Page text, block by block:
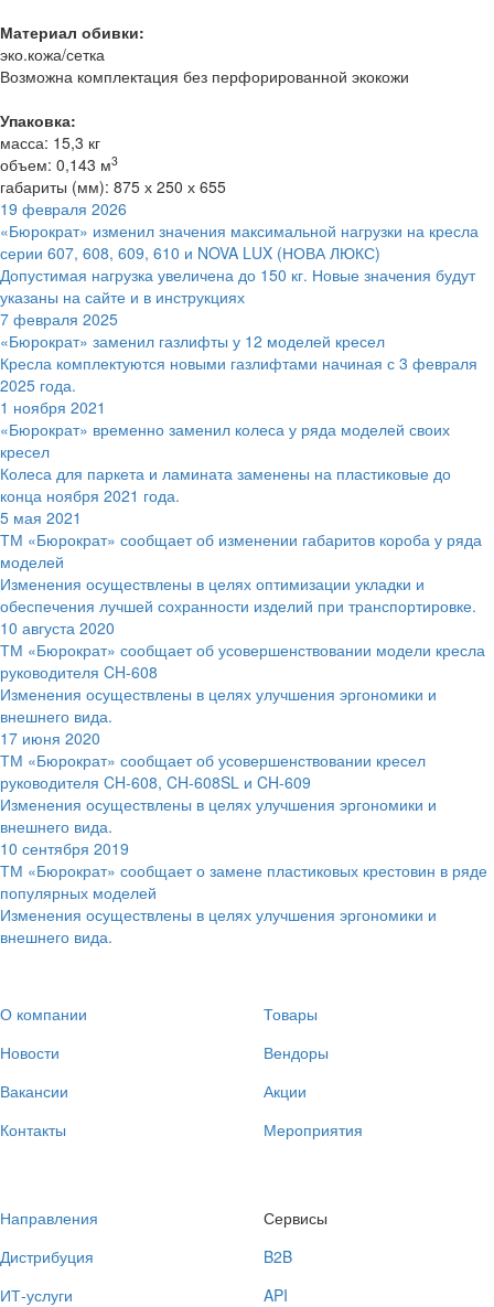
Материал обивки:
эко.кожа/сетка
Возможна комплектация без перфорированной экокожи
Упаковка:
масса: 15,3 кг
объем: 0,143 м3
габариты (мм): 875 х 250 х 655
19 февраля 2026
«Бюрократ» изменил значения максимальной нагрузки на кресла
серии 607, 608, 609, 610 и NOVA LUX (НОВА ЛЮКС)
Допустимая нагрузка увеличена до 150 кг. Новые значения будут
указаны на сайте и в инструкциях
7 февраля 2025
«Бюрократ» заменил газлифты у 12 моделей кресел
Кресла комплектуются новыми газлифтами начиная с 3 февраля
2025 года.
1 ноября 2021
«Бюрократ» временно заменил колеса у ряда моделей своих
кресел
Колеса для паркета и ламината заменены на пластиковые до
конца ноября 2021 года.
5 мая 2021
ТМ «Бюрократ» сообщает об изменении габаритов короба у ряда
моделей
Изменения осуществлены в целях оптимизации укладки и
обеспечения лучшей сохранности изделий при транспортировке.
10 августа 2020
ТМ «Бюрократ» сообщает об усовершенствовании модели кресла
руководителя CH-608
Изменения осуществлены в целях улучшения эргономики и
внешнего вида.
17 июня 2020
ТМ «Бюрократ» сообщает об усовершенствовании кресел
руководителя CH-608, CH-608SL и CH-609
Изменения осуществлены в целях улучшения эргономики и
внешнего вида.
10 сентября 2019
ТМ «Бюрократ» сообщает о замене пластиковых крестовин в ряде
популярных моделей
Изменения осуществлены в целях улучшения эргономики и
внешнего вида.
О компании
Новости
Вакансии
Контакты
Товары
Вендоры
Акции
Мероприятия
Направления
Дистрибуция
ИТ-услуги
Сервисы
B2B
API